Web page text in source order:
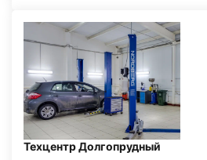
Техцентр Долгопрудный